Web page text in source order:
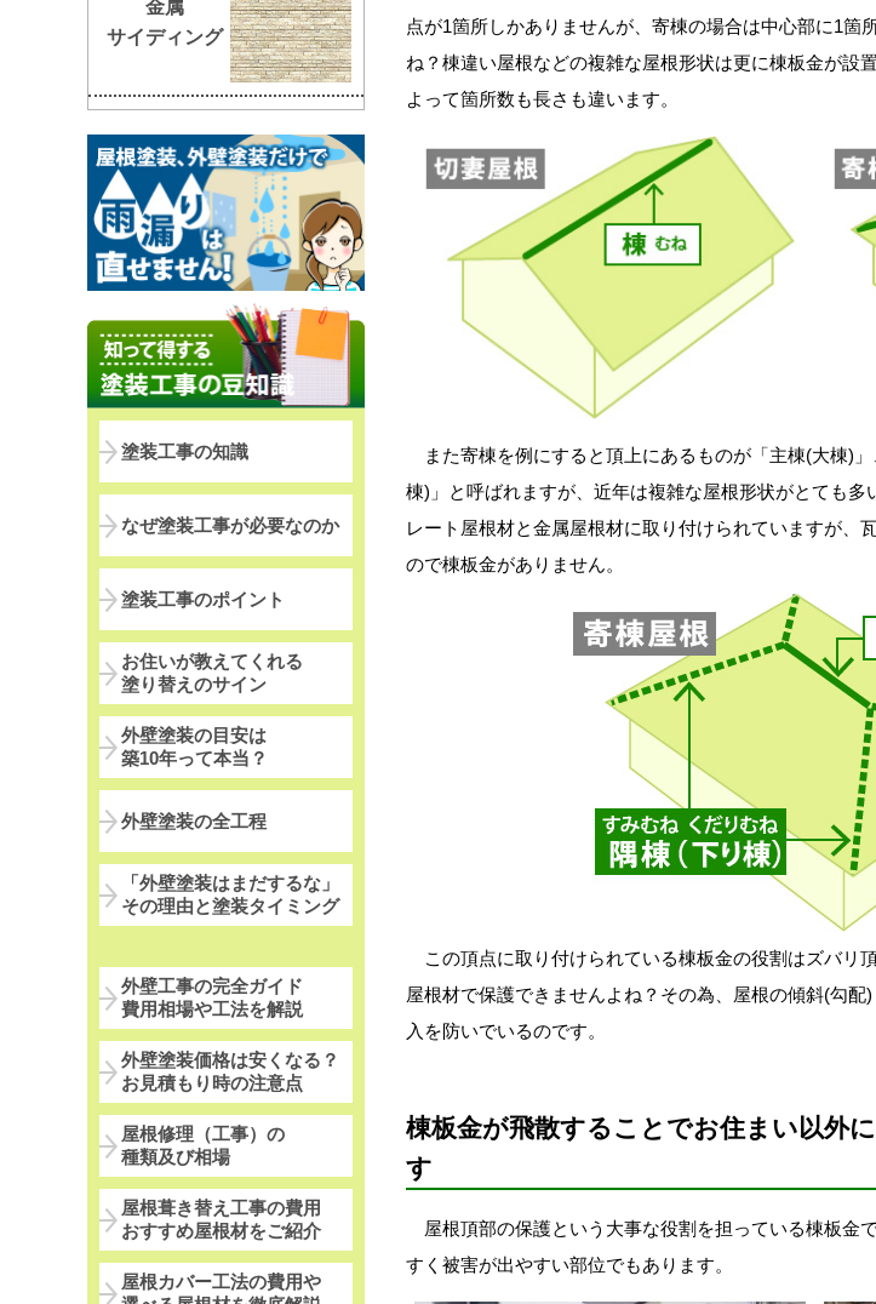
点が1箇所しかありませんが、寄棟の場合は中心部に1箇
ね？棟違い屋根などの複雑な屋根形状は更に棟板金が設
よって箇所数も長さも違います。
また寄棟を例にすると頂上にあるものが「主棟(大棟)
棟)」と呼ばれますが、近年は複雑な屋根形状がとても
レート屋根材と金属屋根材に取り付けられていますが、
ので棟板金がありません。
この頂点に取り付けられている棟板金の役割はズバリ
屋根材で保護できませんよね？その為、屋根の傾斜(勾
入を防いでいるのです。
棟板金が飛散することでお住まい以外
す
屋根頂部の保護という大事な役割を担っている棟板金
すく被害が出やすい部位でもあります。
金属
サイディング
塗装工事の知識
なぜ塗装工事が必要なのか
塗装工事のポイント
お住いが教えてくれる
塗り替えのサイン
外壁塗装の目安は
築10年って本当？
外壁塗装の全工程
「外壁塗装はまだするな」
その理由と塗装タイミング
外壁工事の完全ガイド
費用相場や工法を解説
外壁塗装価格は安くなる？
お見積もり時の注意点
屋根修理（工事）の
種類及び相場
屋根葺き替え工事の費用
おすすめ屋根材をご紹介
屋根カバー工法の費用や